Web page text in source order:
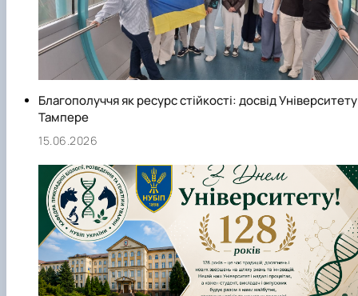
Благополуччя як ресурс стійкості: досвід Університету
Тампере
15.06.2026